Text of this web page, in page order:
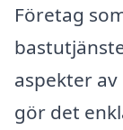
Företag
aspekter
gör det